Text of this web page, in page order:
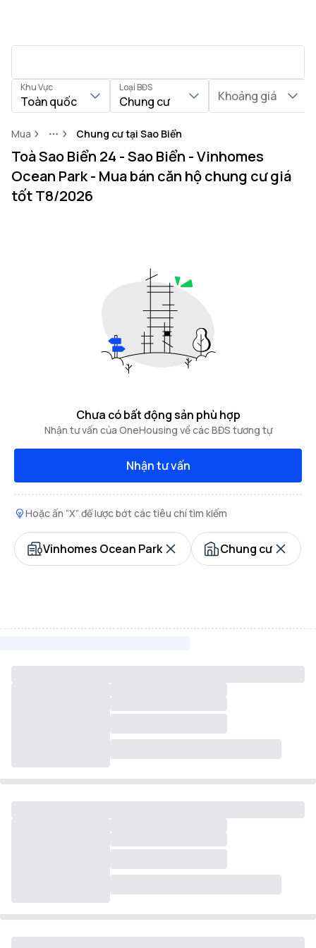
Khu Vực
Toàn quốc
Loại BĐS
Chung cư Khoảng giá
Mua MoreChung cư tại Sao Biển
Toà Sao Biển 24 - Sao Biển - Vinhomes
Ocean Park - Mua bán căn hộ chung cư giá
tốt T8/2026
Chưa có bất động sản phù hợp
Nhận tư vấn của OneHousing về các BĐS tương tự
Nhận tư vấn
Hoặc ấn “X” để lược bớt các tiêu chí tìm kiếm
Vinhomes Ocean Park Chung cư